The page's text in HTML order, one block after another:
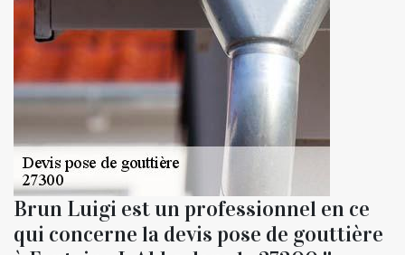
Brun Luigi est un professionnel en ce
qui concerne la devis pose de gouttière